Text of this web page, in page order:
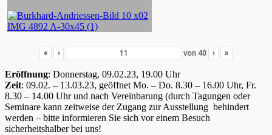
« ‹ von 40 › »
Eröffnung: Donnerstag, 09.02.23, 19.00 Uhr
Zeit: 09.02. – 13.03.23, geöffnet Mo. – Do. 8.30 – 16.00 Uhr, Fr.
8.30 – 14.00 Uhr und nach Vereinbarung (durch Tagungen oder
Seminare kann zeitweise der Zugang zur Ausstellung behindert
werden – bitte informieren Sie sich vor einem Besuch
sicherheitshalber bei uns!